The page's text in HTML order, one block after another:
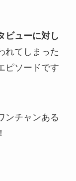
ビューに対し
れてしまった
ピソードです
ンチャンある